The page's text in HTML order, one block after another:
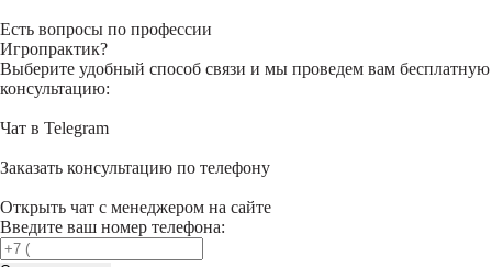
Есть вопросы по профессии
Игропрактик?
Выберите удобный способ связи и мы проведем вам бесплатную
консультацию:
Чат в Telegram
Заказать консультацию по телефону
Открыть чат с менеджером на сайте
Введите ваш номер телефона: